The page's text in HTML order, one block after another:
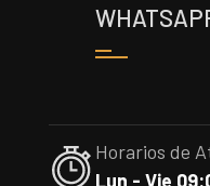
Horarios de
Lun - Vie